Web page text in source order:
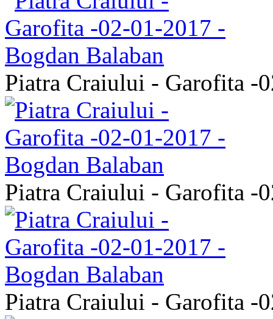
Piatra Craiului - Garofita -
Piatra Craiului - Garofita -
Piatra Craiului - Garofita -